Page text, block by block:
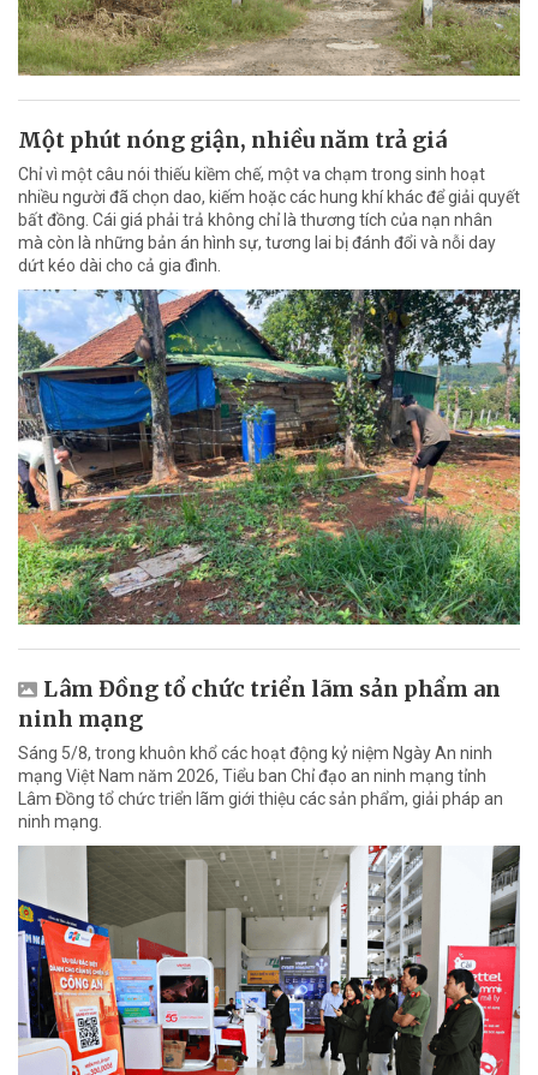
Một phút nóng giận, nhiều năm trả giá
Chỉ vì một câu nói thiếu kiềm chế, một va chạm trong sinh hoạt
nhiều người đã chọn dao, kiếm hoặc các hung khí khác để giải quyết
bất đồng. Cái giá phải trả không chỉ là thương tích của nạn nhân
mà còn là những bản án hình sự, tương lai bị đánh đổi và nỗi day
dứt kéo dài cho cả gia đình.
Lâm Đồng tổ chức triển lãm sản phẩm an
ninh mạng
Sáng 5/8, trong khuôn khổ các hoạt động kỷ niệm Ngày An ninh
mạng Việt Nam năm 2026, Tiểu ban Chỉ đạo an ninh mạng tỉnh
Lâm Đồng tổ chức triển lãm giới thiệu các sản phẩm, giải pháp an
ninh mạng.